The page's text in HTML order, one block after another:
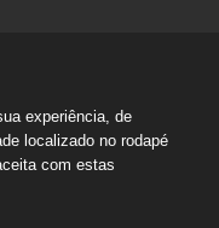
experiência, de
localizado no rodapé
com estas
DO